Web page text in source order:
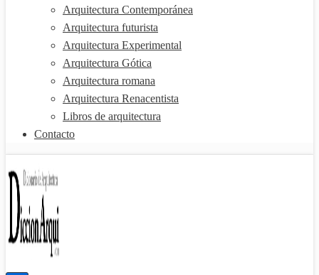
Arquitectura Contemporánea
Arquitectura futurista
Arquitectura Experimental
Arquitectura Gótica
Arquitectura romana
Arquitectura Renacentista
Libros de arquitectura
Contacto